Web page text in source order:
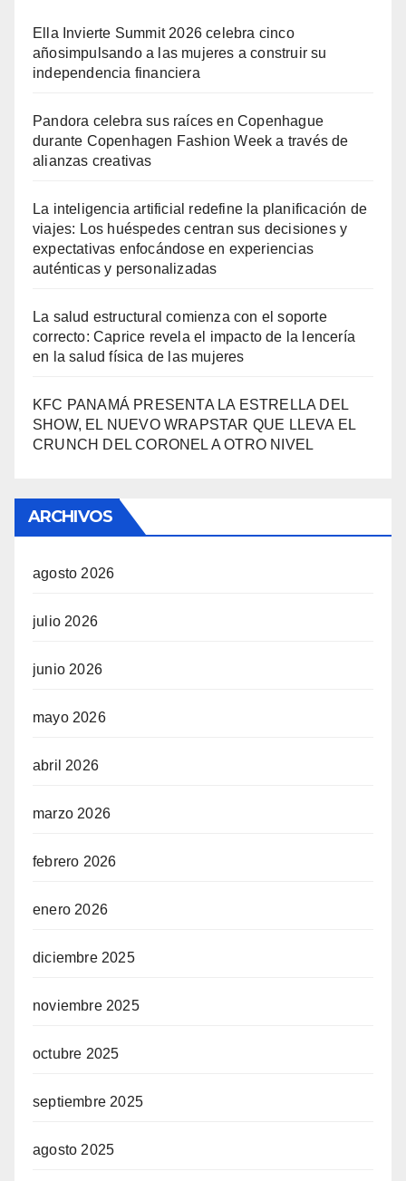
Ella Invierte Summit 2026 celebra cinco
añosimpulsando a las mujeres a construir su
independencia financiera
Pandora celebra sus raíces en Copenhague
durante Copenhagen Fashion Week a través de
alianzas creativas
La inteligencia artificial redefine la planificación de
viajes: Los huéspedes centran sus decisiones y
expectativas enfocándose en experiencias
auténticas y personalizadas
La salud estructural comienza con el soporte
correcto: Caprice revela el impacto de la lencería
en la salud física de las mujeres
KFC PANAMÁ PRESENTA LA ESTRELLA DEL
SHOW, EL NUEVO WRAPSTAR QUE LLEVA EL
CRUNCH DEL CORONEL A OTRO NIVEL
ARCHIVOS
agosto 2026
julio 2026
junio 2026
mayo 2026
abril 2026
marzo 2026
febrero 2026
enero 2026
diciembre 2025
noviembre 2025
octubre 2025
septiembre 2025
agosto 2025